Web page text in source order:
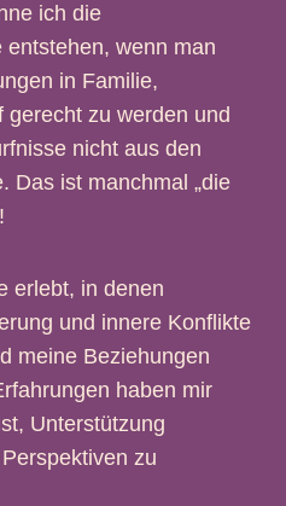
ich die
wenn man
in Familie,
zu werden und
nicht aus den
Das ist manchmal „die
erlebt, in denen
und innere Konflikte
meine Beziehungen
haben mir
Unterstützung
zu